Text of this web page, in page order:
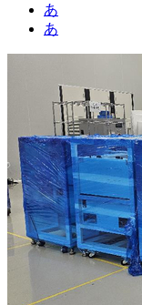
あ
あ